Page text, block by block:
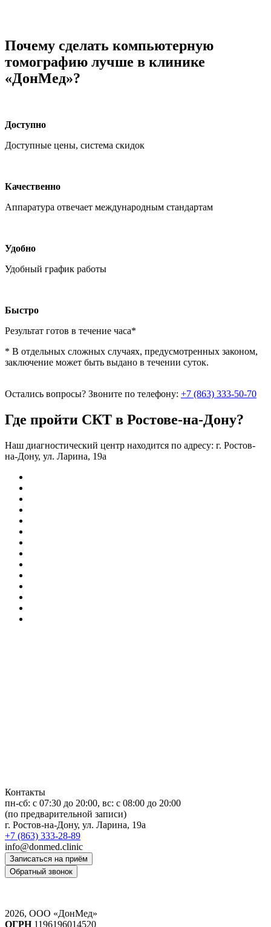
Почему сделать компьютерную
томографию лучше в клинике
«ДонМед»?
Доступно
Доступные цены, система скидок
Качественно
Аппаратура отвечает международным стандартам
Удобно
Удобный график работы
Быстро
Результат готов в течение часа*
* В отдельных сложных случаях, предусмотренных законом,
заключение может быть выдано в течении суток.
Остались вопросы? Звоните по телефону: +7 (863) 333-50-70
Где пройти СКТ в Ростове-на-Дону?
Наш диагностический центр находится по адресу: г. Ростов-
на-Дону, ул. Ларина, 19а
Контакты
пн-сб: c 07:30 до 20:00, вс: с 08:00 до 20:00
(по предварительной записи)
г. Ростов-на-Дону, ул. Ларина, 19а
+7 (863) 333-28-89
info@donmed.clinic
Записаться на приём
Обратный звонок
2026, ООО «ДонМед»
ОГРН1196196014520